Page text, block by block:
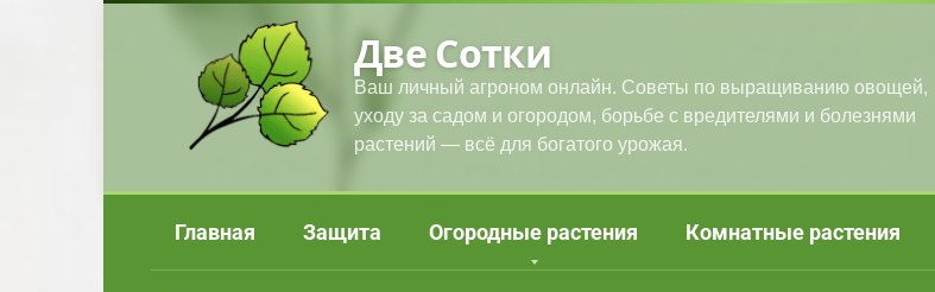
Две Сотки
Ваш личный агроном онлайн. Советы по выращиванию овощей,
уходу за садом и огородом, борьбе с вредителями и болезнями
растений — всё для богатого урожая.
Главная Защита Огородные растения Комнатные растения